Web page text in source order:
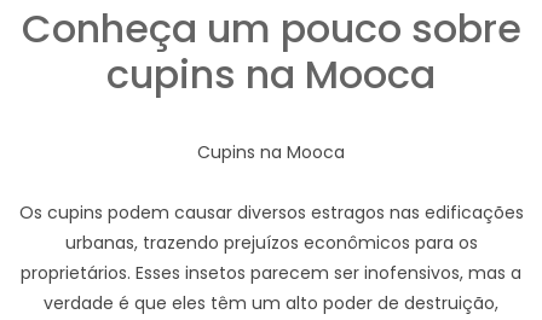
Conheça um pouco sobre
cupins na Mooca
Cupins na Mooca
Os cupins podem causar diversos estragos nas edificações
urbanas, trazendo prejuízos econômicos para os
proprietários. Esses insetos parecem ser inofensivos, mas a
verdade é que eles têm um alto poder de destruição,